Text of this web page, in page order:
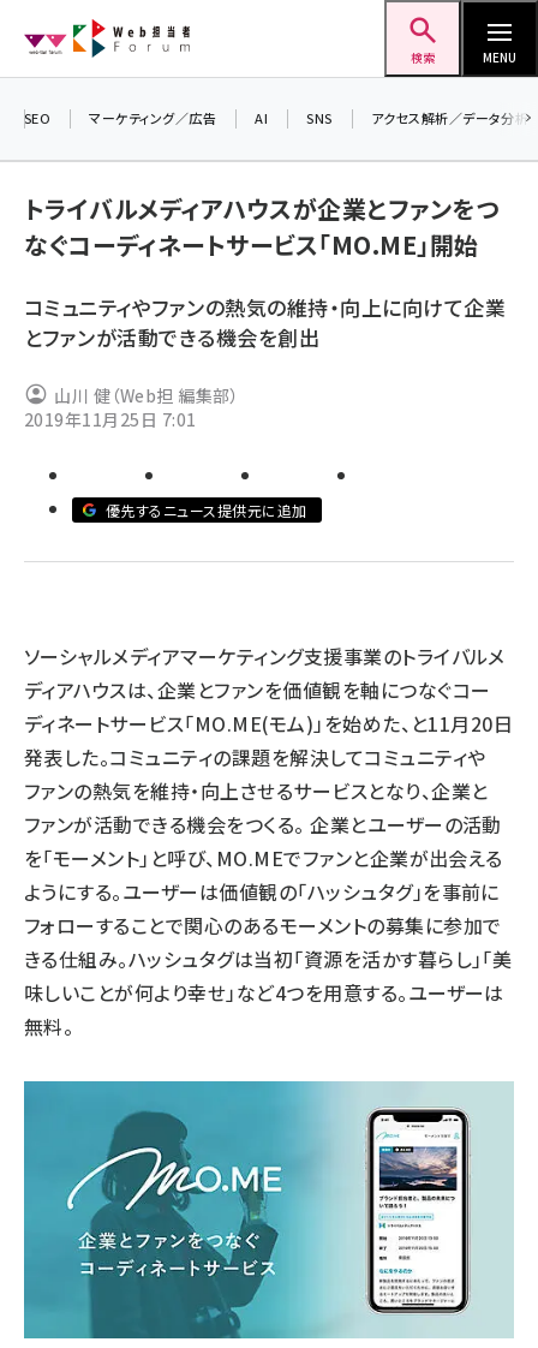
ン
検索 MENU
ai (2811)
note (2315)
z世代 (1623)
SEO マーケティング／広告 AI SNS アクセス解析／データ分析
トライバルメディアハウスが企業とファンをつ
なぐコーディネートサービス「MO.ME」開始
コミュニティやファンの熱気の維持・向上に向けて企業
とファンが活動できる機会を創出
山川 健（Web担 編集部）
2019年11月25日 7:01
優先するニュース提供元に追加
ソーシャルメディアマーケティング支援事業のトライバルメ
ディアハウスは、企業とファンを価値観を軸につなぐコー
ディネートサービス「MO.ME(モム)」を始めた、と11月20日
発表した。コミュニティの課題を解決してコミュニティや
ファンの熱気を維持・向上させるサービスとなり、企業と
ファンが活動できる機会をつくる。 企業とユーザーの活動
を「モーメント」と呼び、MO.MEでファンと企業が出会える
ようにする。ユーザーは価値観の「ハッシュタグ」を事前に
フォローすることで関心のあるモーメントの募集に参加で
きる仕組み。ハッシュタグは当初「資源を活かす暮らし」「美
味しいことが何より幸せ」など4つを用意する。ユーザーは
無料。
るセ